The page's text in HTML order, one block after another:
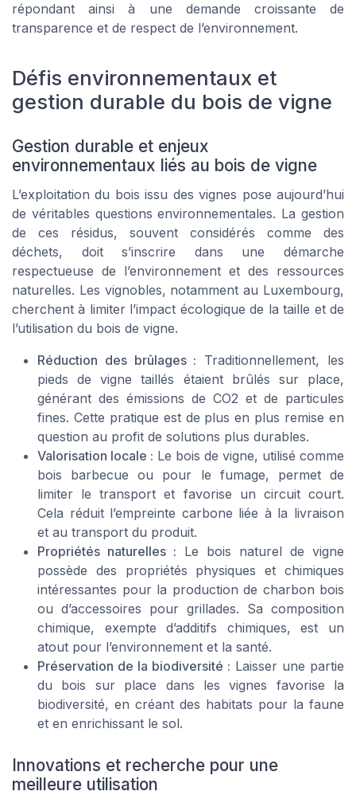
répondant ainsi à une demande croissante de
transparence et de respect de l’environnement.
Défis environnementaux et
gestion durable du bois de vigne
Gestion durable et enjeux
environnementaux liés au bois de vigne
L’exploitation du bois issu des vignes pose aujourd’hui
de véritables questions environnementales. La gestion
de ces résidus, souvent considérés comme des
déchets, doit s’inscrire dans une démarche
respectueuse de l’environnement et des ressources
naturelles. Les vignobles, notamment au Luxembourg,
cherchent à limiter l’impact écologique de la taille et de
l’utilisation du bois de vigne.
Réduction des brûlages : Traditionnellement, les
pieds de vigne taillés étaient brûlés sur place,
générant des émissions de CO2 et de particules
fines. Cette pratique est de plus en plus remise en
question au profit de solutions plus durables.
Valorisation locale : Le bois de vigne, utilisé comme
bois barbecue ou pour le fumage, permet de
limiter le transport et favorise un circuit court.
Cela réduit l’empreinte carbone liée à la livraison
et au transport du produit.
Propriétés naturelles : Le bois naturel de vigne
possède des propriétés physiques et chimiques
intéressantes pour la production de charbon bois
ou d’accessoires pour grillades. Sa composition
chimique, exempte d’additifs chimiques, est un
atout pour l’environnement et la santé.
Préservation de la biodiversité : Laisser une partie
du bois sur place dans les vignes favorise la
biodiversité, en créant des habitats pour la faune
et en enrichissant le sol.
Innovations et recherche pour une
meilleure utilisation